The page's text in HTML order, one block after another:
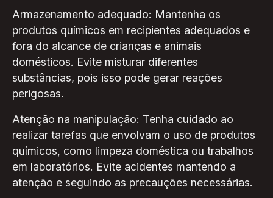
Armazenamento adequado: Mantenha os
produtos químicos em recipientes adequados e
fora do alcance de crianças e animais
domésticos. Evite misturar diferentes
substâncias, pois isso pode gerar reações
perigosas.
Atenção na manipulação: Tenha cuidado ao
realizar tarefas que envolvam o uso de produtos
químicos, como limpeza doméstica ou trabalhos
em laboratórios. Evite acidentes mantendo a
atenção e seguindo as precauções necessárias.